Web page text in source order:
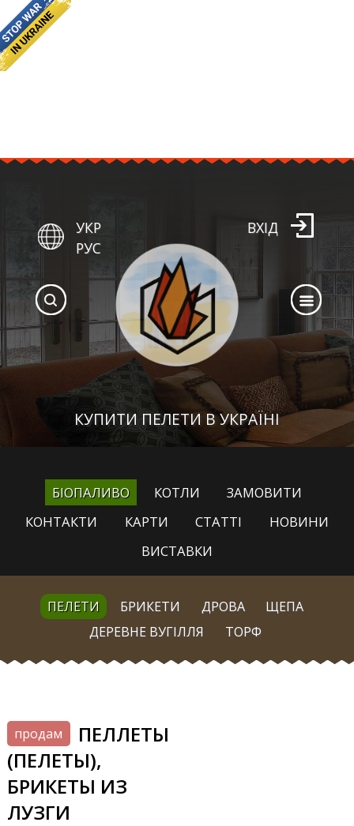
КУПИТИ ПЕЛЕТИ В УКРАЇНІ
УКР
РУС
ВХІД
БІОПАЛИВО КОТЛИ
ЗАМОВИТИ
КОНТАКТИ
КАРТИ СТАТТІ
НОВИНИ
ВИСТАВКИ
ПЕЛЕТИ БРИКЕТИ ДРОВА
ЩЕПА
ДЕРЕВНЕ ВУГІЛЛЯ
ТОРФ
продам
ПЕЛЛЕТЫ
(ПЕЛЕТЫ),
БРИКЕТЫ ИЗ
ЛУЗГИ